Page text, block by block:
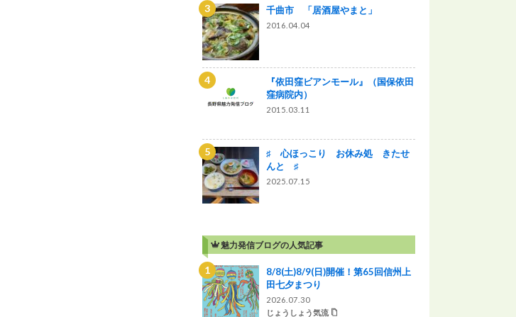
千曲市 「居酒屋やまと」
2016.04.04
『依田窪ビアンモール』（国保依田
窪病院内）
2015.03.11
♯ 心ほっこり お休み処 きたせ
んと ♯
2025.07.15
魅力発信ブログの人気記事
8/8(土)8/9(日)開催！第65回信州上
田七夕まつり
2026.07.30
じょうしょう気流